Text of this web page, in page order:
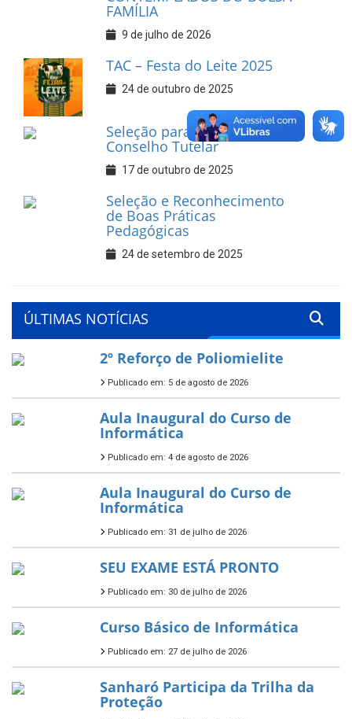
FAMÍLIA
9 de julho de 2026
TAC – Festa do Leite 2025
24 de outubro de 2025
Seleção para Suplentes do
Conselho Tutelar
17 de outubro de 2025
Seleção e Reconhecimento
de Boas Práticas
Pedagógicas
24 de setembro de 2025
ÚLTIMAS NOTÍCIAS
2º Reforço de Poliomielite
Publicado em: 5 de agosto de 2026
Aula Inaugural do Curso de
Informática
Publicado em: 4 de agosto de 2026
Aula Inaugural do Curso de
Informática
Publicado em: 31 de julho de 2026
SEU EXAME ESTÁ PRONTO
Publicado em: 30 de julho de 2026
Curso Básico de Informática
Publicado em: 27 de julho de 2026
Sanharó Participa da Trilha da
Proteção